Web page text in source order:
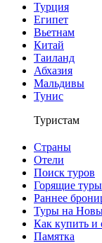
Турция
Египет
Вьетнам
Китай
Таиланд
Абхазия
Мальдивы
Тунис
Туристам
Страны
Отели
Поиск туров
Горящие туры
Раннее
Туры на
Как купить и
Памятка